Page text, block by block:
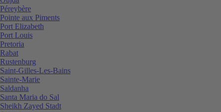
Péreybère
Pointe aux Piments
Port Elizabeth
Port Louis
Pretoria
Rabat
Rustenburg
Saint-Gilles-Les-Bains
Sainte-Marie
Saldanha
Santa Maria do Sal
Sheikh Zayed Stadt